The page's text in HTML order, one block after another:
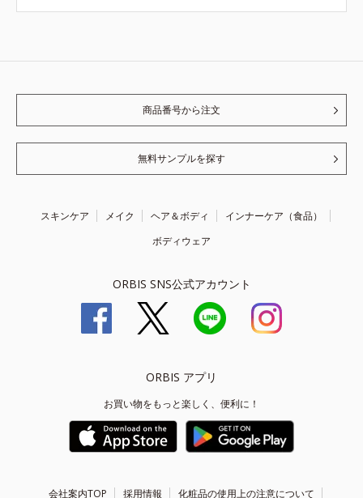
商品番号から注文
無料サンプルを探す
スキンケア メイク ヘア＆ボディ
インナーケア（食品）
ボディウェア
ORBIS SNS公式アカウント
ORBIS アプリ
お買い物をもっと楽しく、便利に！
会社案内TOP 採用情報 化粧品の使用上の注意について